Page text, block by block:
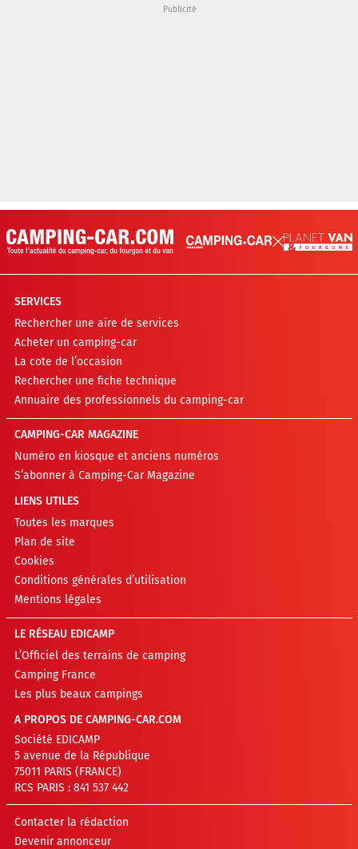
SERVICES
Rechercher une aire de services
Acheter un camping-car
La cote de l’occasion
Rechercher une fiche technique
Annuaire des professionnels du camping-car
CAMPING-CAR MAGAZINE
Numéro en kiosque et anciens numéros
S’abonner à Camping-Car Magazine
LIENS UTILES
Toutes les marques
Plan de site
Cookies
Conditions générales d’utilisation
Mentions légales
LE RÉSEAU EDICAMP
L’Officiel des terrains de camping
Camping France
Les plus beaux campings
A PROPOS DE CAMPING-CAR.COM
Société EDICAMP
5 avenue de la République
75011 PARIS (FRANCE)
RCS PARIS : 841 537 442
Contacter la rédaction
Devenir annonceur